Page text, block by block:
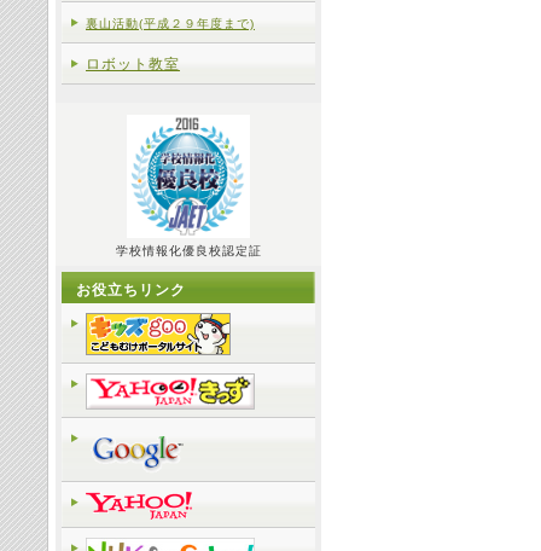
裏山活動(平成２９年度まで)
ロボット教室
学校情報化優良校認定証
お役立ちリンク